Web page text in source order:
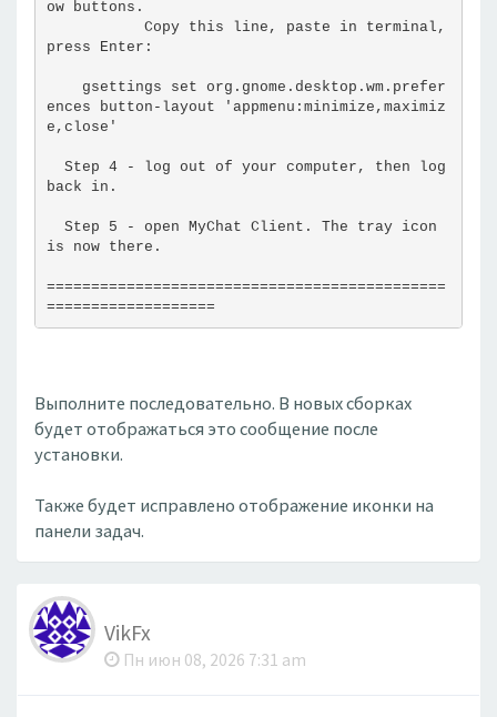
ow buttons.
Copy this line, paste in terminal,
press Enter:
gsettings set org.gnome.desktop.wm.prefer
ences button-layout 'appmenu:minimize,maximiz
e,close'
Step 4 - log out of your computer, then log
back in.
Step 5 - open MyChat Client. The tray icon
is now there.
=============================================
===================
Выполните последовательно. В новых сборках
будет отображаться это сообщение после
установки.
Также будет исправлено отображение иконки на
панели задач.
VikFx
Пн июн 08, 2026 7:31 am